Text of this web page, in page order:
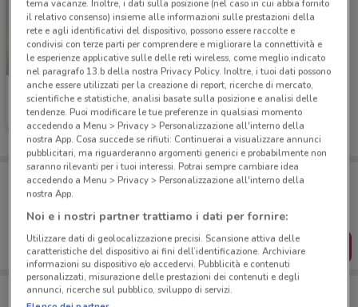
SCADE OGGI
Famila
Scade oggi 12 km
Porta DoveConviene sempre con te!
dal tuo cellulare.
SCARICA L’APP
tema vacanze. Inoltre, i dati sulla posizione (nel caso in cui abbia fornito
il relativo consenso) insieme alle informazioni sulle prestazioni della
rete e agli identificativi del dispositivo, possono essere raccolte e
condivisi con terze parti per comprendere e migliorare la connettività e
le esperienze applicative sulle delle reti wireless, come meglio indicato
nel paragrafo 13.b della nostra Privacy Policy. Inoltre, i tuoi dati possono
anche essere utilizzati per la creazione di report, ricerche di mercato,
scientifiche e statistiche, analisi basate sulla posizione e analisi delle
tendenze. Puoi modificare le tue preferenze in qualsiasi momento
accedendo a Menu > Privacy > Personalizzazione all'interno della
nostra App. Cosa succede se rifiuti: Continuerai a visualizzare annunci
pubblicitari, ma riguarderanno argomenti generici e probabilmente non
saranno rilevanti per i tuoi interessi. Potrai sempre cambiare idea
accedendo a Menu > Privacy > Personalizzazione all'interno della
nostra App.
Noi e i nostri partner trattiamo i dati per fornire:
Utilizzare dati di geolocalizzazione precisi. Scansione attiva delle
caratteristiche del dispositivo ai fini dell’identificazione. Archiviare
informazioni su dispositivo e/o accedervi. Pubblicità e contenuti
personalizzati, misurazione delle prestazioni dei contenuti e degli
annunci, ricerche sul pubblico, sviluppo di servizi.